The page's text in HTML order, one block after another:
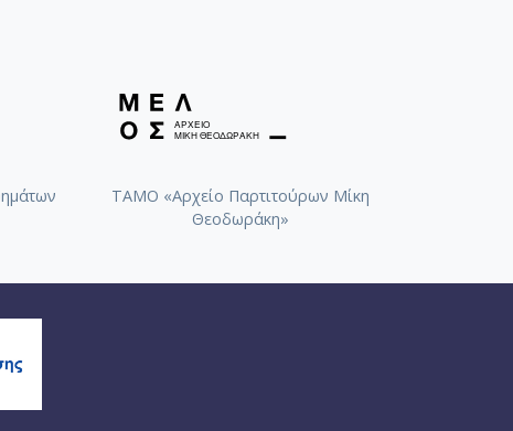
ΤΑΜΟ «Αρχείο Παρτιτούρων Μίκη
Θεοδωράκη»